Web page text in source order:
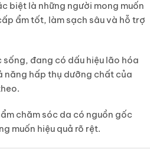
biệt là những người mong muốn
ẩm tốt, làm sạch sâuvà hỗ trợ
sống, đang có dấu hiệu lão hóa
năng hấp thụ dưỡng chất của
chăm sóc da có nguồn gốc
muốn hiệu quả rõ rệt.